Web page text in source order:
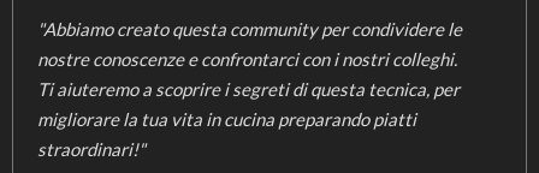
"Abbiamo creato questa community per condividere le
nostre conoscenze e confrontarci con i nostri colleghi.
Ti aiuteremo a scoprire i segreti di questa tecnica, per
migliorare la tua vita in cucina preparando piatti
straordinari!"